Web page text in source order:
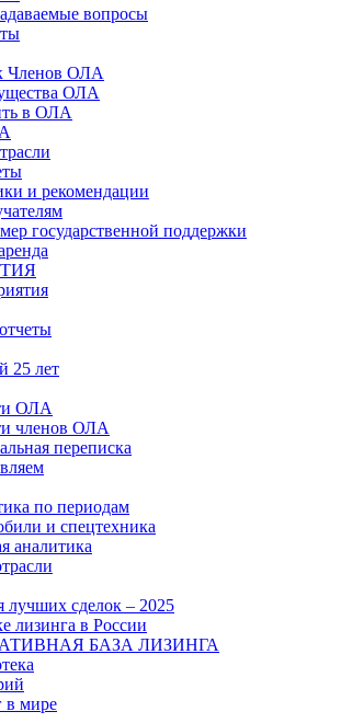
вопросы
Членов ОЛА
ОЛА
в ОЛА
и рекомендации
государственной поддержки
25 лет
ОЛА
членов ОЛА
переписка
по периодам
и спецтехника
аналитика
лучших сделок – 2025
лизинга в России
БАЗА ЛИЗИНГА
в мире